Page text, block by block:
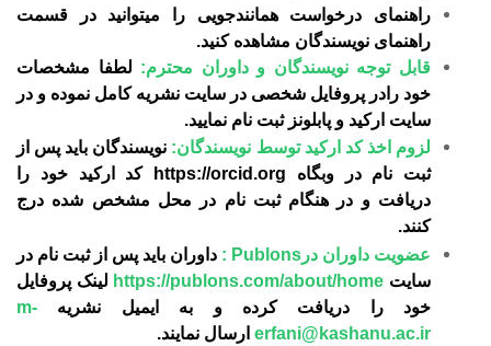
راهنمای درخواست همانندجویی را میتوانید در قسمت
راهنمای نویسندگان مشاهده کنید.
قابل توجه نویسندگان و داوران محترم: لطفا مشخصات
خود رادر پروفایل شخصی در سایت نشریه کامل نموده و در
سایت ارکید و پابلونز ثبت نام نمایید.
لزوم اخذ کد ارکید توسط نویسندگان: نویسندگان باید پس از
ثبت نام در وبگاه https://orcid.org
کد ارکید خود را
دریافت و در هنگام ثبت نام در محل مشخص شده درج
کنند.
عضویت داوران درPublons :
داوران باید پس از ثبت نام در
سایت https://publons.com/about/home لینک پروفایل
خود را دریافت کرده و به ایمیل نشریه
m-
erfani@kashanu.ac.ir ارسال نمایند.